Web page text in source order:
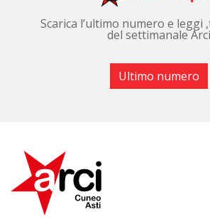
Scarica l’ultimo numero e leggi
del settimanale Arci
Ultimo numero